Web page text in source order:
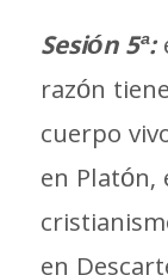
Sesión 5ª:
razón
cuerpo
en